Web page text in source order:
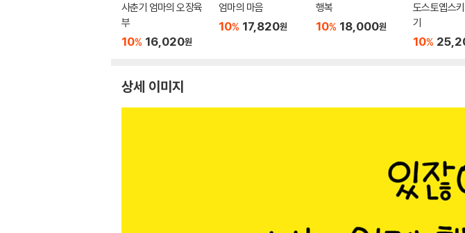
사춘기 엄마의 오장육
부
10% 16,020원
엄마의 마음
10% 17,820원
행복
10% 18,000원
도스토옙스
기
10%
상세 이미지